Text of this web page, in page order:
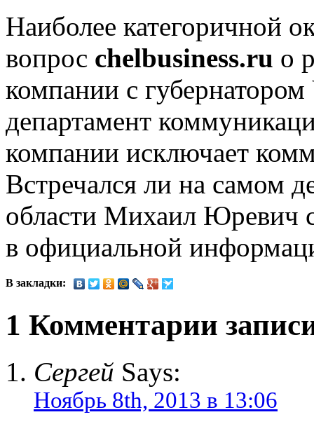
Наиболее категоричной
вопрос chelbusiness.ru о
компании с
департамент
компании исключает
Встречался ли на самом
области Михаил Юревич
в официальной
В закладки:
1 Комментарии
Сергей Says:
Ноябрь 8th, 2013 в 13:06